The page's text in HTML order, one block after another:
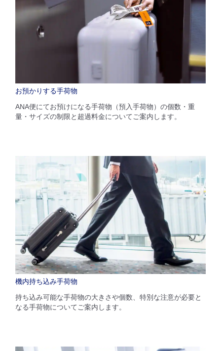
お預かりする手荷物
ANA便にてお預けになる手荷物（預入手荷物）の個数・重
量・サイズの制限と超過料金についてご案内します。
機内持ち込み手荷物
持ち込み可能な手荷物の大きさや個数、特別な注意が必要と
なる手荷物についてご案内します。